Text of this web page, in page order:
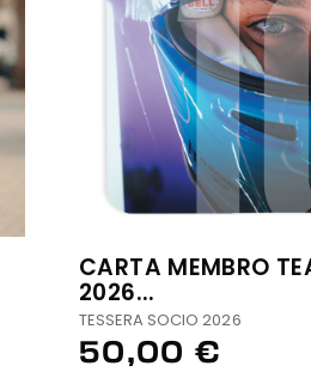
CARTA MEMBRO
2026...
TESSERA SOCIO 2026
50,00 €